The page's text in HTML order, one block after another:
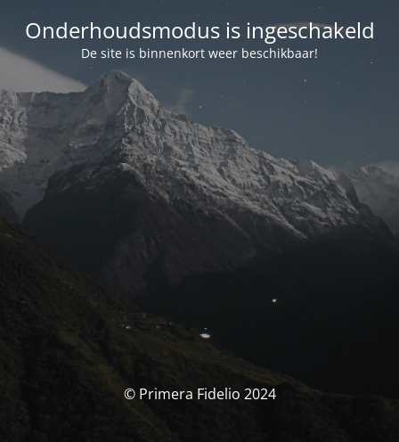
Onderhoudsmodus is ingeschakeld
De site is binnenkort weer beschikbaar!
© Primera Fidelio 2024